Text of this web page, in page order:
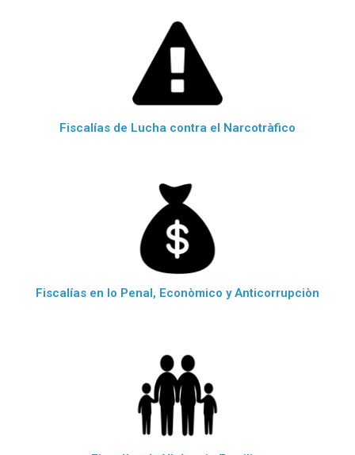
Fiscalías de Lucha contra el Narcotràfico
Fiscalías en lo Penal, Econòmico y Anticorrupciòn